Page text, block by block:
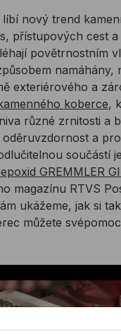
líbí nový trend
přístupových cest
povětrnostním
namáhány,
exteriérového a
koberce,
různé zrnitosti a
oděruvzdornost a
součástí je
GREMMLER GI
magazínu RTVS
ukážeme, jak si
můžete